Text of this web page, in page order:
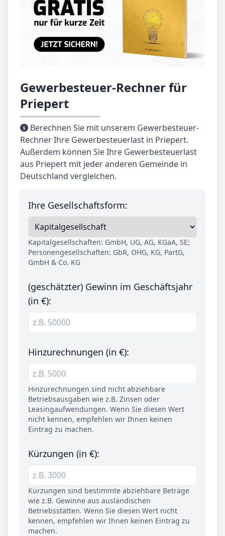
Gewerbesteuer-Rechner für
Priepert
Berechnen Sie mit unserem Gewerbesteuer-
Rechner Ihre Gewerbesteuerlast in Priepert.
Außerdem können Sie Ihre Gewerbesteuerlast
aus Priepert mit jeder anderen Gemeinde in
Deutschland vergleichen.
Ihre Gesellschaftsform:
Kapitalgesellschaften: GmbH, UG, AG, KGaA, SE;
Personengesellschaften: GbR, OHG, KG, PartG,
GmbH & Co. KG
(geschätzter) Gewinn im Geschäftsjahr
(in €):
Hinzurechnungen (in €):
Hinzurechnungen sind nicht abziehbare
Betriebsausgaben wie z.B. Zinsen oder
Leasingaufwendungen. Wenn Sie diesen Wert
nicht kennen, empfehlen wir Ihnen keinen
Eintrag zu machen.
Kürzungen (in €):
Kürzungen sind bestimmte abziehbare Beträge
wie z.B. Gewinne aus ausländischen
Betriebsstätten. Wenn Sie diesen Wert nicht
kennen, empfehlen wir Ihnen keinen Eintrag zu
machen.